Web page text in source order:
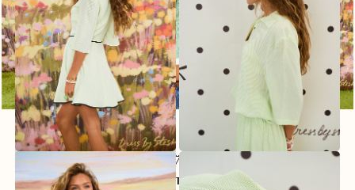
Только Вы, весенний город и ощущение,
что жизнь начинает звучать, как Ваша